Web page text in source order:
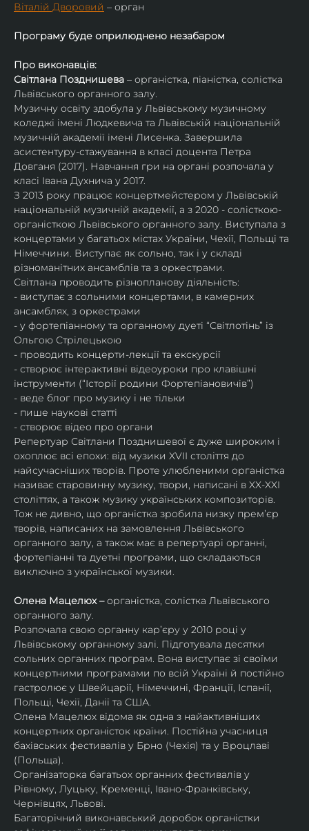
Віталій Дворовий – орган
Програму буде оприлюднено незабаром
Про виконавців:
Світлана Позднишева – органістка, піаністка, солістка
Львівського органного залу.
Музичну освіту здобула у Львівському музичному
коледжі імені Людкевича та Львівській національній
музичній академії імені Лисенка. Завершила
асистентуру-стажування в класі доцента Петра
Довганя (2017). Навчання гри на органі розпочала у
класі Івана Духнича у 2017.
З 2013 року працює концертмейстером у Львівській
національній музичній академії, а з 2020 - солісткою-
органісткою Львівського органного залу. Виступала з
концертами у багатьох містах України, Чехії, Польщі та
Німеччини. Виступає як сольно, так і у складі
різноманітних ансамблів та з оркестрами.​
Світлана проводить різнопланову діяльність:
- виступає з сольними концертами, в камерних
ансамблях, з оркестрами
- у фортепіанному та органному дуеті “Світлотінь” із
Ольгою Стрілецькою
- проводить концерти-лекції та екскурсії
- створює інтерактивні відеоуроки про клавішні
інструменти (“Історії родини Фортепіановичів”)
- веде блог про музику і не тільки
- пише наукові статті
- створює відео про органи
Репертуар Світлани Позднишевої є дуже широким і
охоплює всі епохи: від музики XVII століття до
найсучасніших творів. Проте улюбленими органістка
називає старовинну музику, твори, написані в XX-XXI
століттях, а також музику українських композиторів.
Тож не дивно, що органістка зробила низку прем’єр
творів, написаних на замовлення Львівського
органного залу, а також має в репертуарі органні,
фортепіанні та дуетні програми, що складаються
виключно з української музики.
Олена Мацелюх – органістка, солістка Львівського
органного залу.
Розпочала свою органну кар’єру у 2010 році у
Львівському органному залі. Підготувала десятки
сольних органних програм. Вона виступає зі своїми
концертними програмами по всій Україні й постійно
гастролює у Швейцарії, Німеччині, Франції, Іспанії,
Польщі, Чехії, Данії та США.
Олена Мацелюх відома як одна з найактивніших
концертних органісток країни. Постійна учасниця
бахівських фестивалів у Брно (Чехія) та у Вроцлаві
(Польща).
Організаторка багатьох органних фестивалів у
Рівному, Луцьку, Кременці, Івано-Франківську,
Чернівцях, Львові.
Багаторічний виконавський доробок органістки